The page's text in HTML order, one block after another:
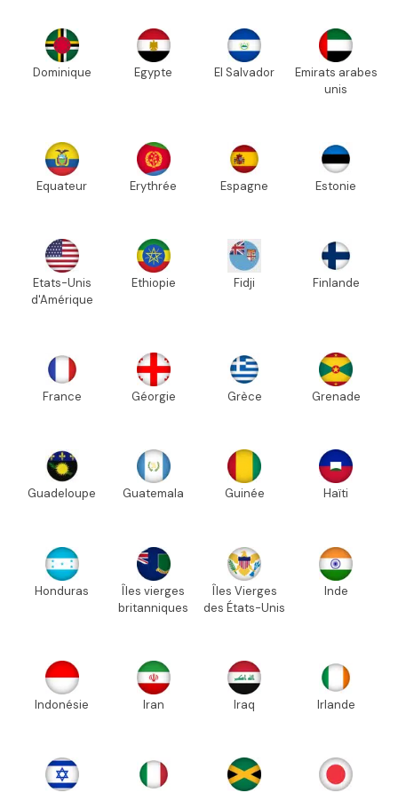
Dominique Egypte El Salvador
Emirats arabes
unis
Equateur Erythrée Espagne Estonie
Etats-Unis
d'Amérique
Ethiopie Fidji Finlande
France Géorgie Grèce Grenade
Guadeloupe Guatemala Guinée Haïti
Honduras
Îles vierges
britanniques
Îles Vierges
des États-Unis
Inde
Indonésie Iran Iraq Irlande